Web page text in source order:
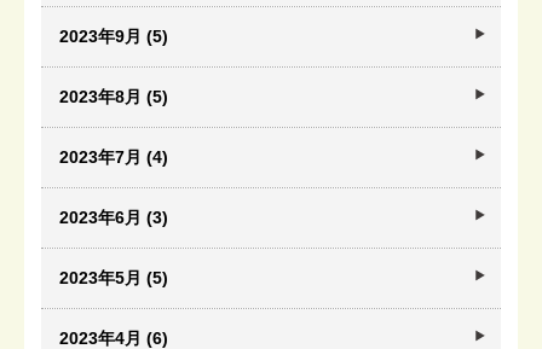
2023年9月 (5)
2023年8月 (5)
2023年7月 (4)
2023年6月 (3)
2023年5月 (5)
2023年4月 (6)